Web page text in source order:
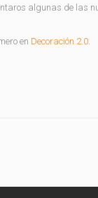
algunas de las
en Decoración 2.0.